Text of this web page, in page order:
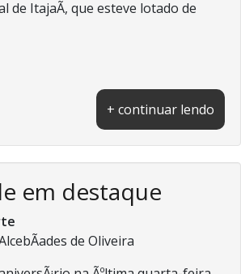
de ItajaÃ­, que esteve lotado de
+ continuar lendo
em destaque
de Oliveira